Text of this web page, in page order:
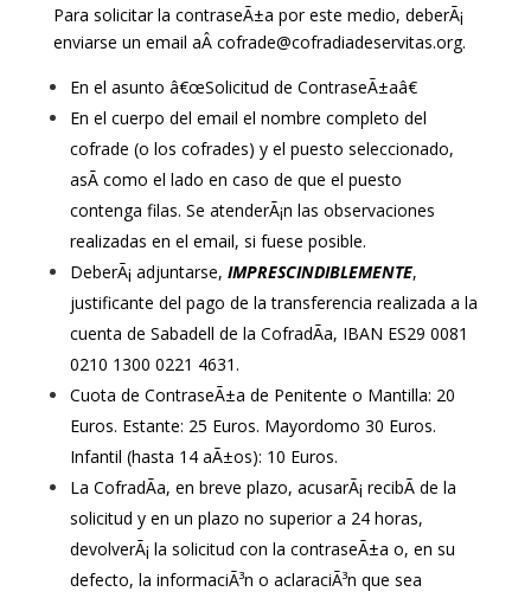
Para solicitar la contraseÃ±a por este medio, deberÃ¡
enviarse un email aÂ cofrade@cofradiadeservitas.org.
En el asunto â€œSolicitud de ContraseÃ±aâ€
En el cuerpo del email el nombre completo del
cofrade (o los cofrades) y el puesto seleccionado,
asÃ­ como el lado en caso de que el puesto
contenga filas. Se atenderÃ¡n las observaciones
realizadas en el email, si fuese posible.
DeberÃ¡ adjuntarse, IMPRESCINDIBLEMENTE,
justificante del pago de la transferencia realizada a la
cuenta de Sabadell de la CofradÃ­a, IBAN ES29 0081
0210 1300 0221 4631.
Cuota de ContraseÃ±a de Penitente o Mantilla: 20
Euros. Estante: 25 Euros. Mayordomo 30 Euros.
Infantil (hasta 14 aÃ±os): 10 Euros.
La CofradÃ­a, en breve plazo, acusarÃ¡ recibÃ­ de la
solicitud y en un plazo no superior a 24 horas,
devolverÃ¡ la solicitud con la contraseÃ±a o, en su
defecto, la informaciÃ³n o aclaraciÃ³n que sea